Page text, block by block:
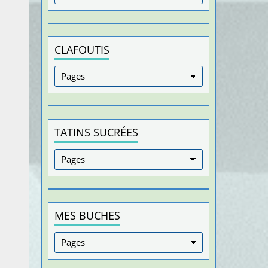
CLAFOUTIS
TATINS SUCRÉES
MES BUCHES